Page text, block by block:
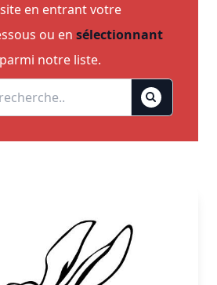
en entrant votre
ou en sélectionnant
parmi notre liste.